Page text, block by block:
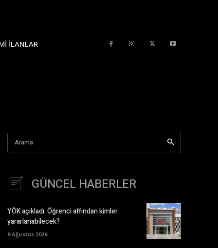
İLANLAR
Arama
GÜNCEL HABERLER
YÖK açıkladı: Öğrenci affından kimler
yararlanabilecek?
9 Ağustos 2026